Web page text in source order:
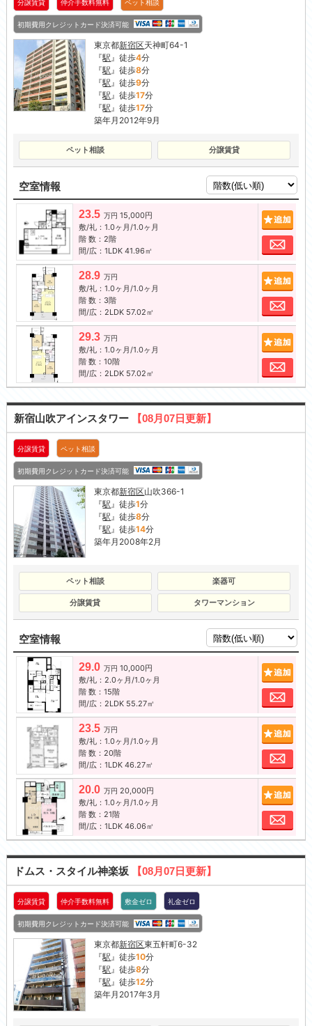
分譲賃貸 仲介手数料無料 ペット相談
初期費用クレジットカード決済可能
東京都新宿区天神町64-1
『駅 』徒歩4分
『駅 』徒歩8分
『駅 』徒歩9分
『駅 』徒歩17分
『駅 』徒歩17分
築年月2012年9月
ペット相談 分譲賃貸
空室情報
23.5 万円 15,000円
敷/礼：1.0ヶ月/1.0ヶ月
階 数：2階
間/広：1LDK 41.96㎡
お
28.9 万円
敷/礼：1.0ヶ月/1.0ヶ月
階 数：3階
間/広：2LDK 57.02㎡
お
29.3 万円
敷/礼：1.0ヶ月/1.0ヶ月
階 数：10階
間/広：2LDK 57.02㎡
お
新宿山吹アインスタワー 【08月07日更新】
分譲賃貸 ペット相談
初期費用クレジットカード決済可能
東京都新宿区山吹366-1
『駅 』徒歩1分
『駅 』徒歩8分
『駅 』徒歩14分
築年月2008年2月
ペット相談 楽器可
分譲賃貸 タワーマンション
空室情報
29.0 万円 10,000円
敷/礼：2.0ヶ月/1.0ヶ月
階 数：15階
間/広：2LDK 55.27㎡
お
23.5 万円
敷/礼：1.0ヶ月/1.0ヶ月
階 数：20階
間/広：1LDK 46.27㎡
お
20.0 万円 20,000円
敷/礼：1.0ヶ月/1.0ヶ月
階 数：21階
間/広：1LDK 46.06㎡
お
ドムス・スタイル神楽坂 【08月07日更新】
分譲賃貸 仲介手数料無料 敷金ゼロ 礼金ゼロ
初期費用クレジットカード決済可能
東京都新宿区東五軒町6-32
『駅』徒歩10分
『駅』徒歩8分
『駅』徒歩12分
築年月2017年3月